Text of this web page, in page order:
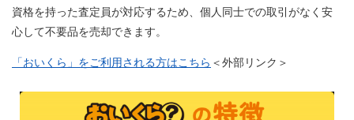
資格を持った査定員が対応するため、個人同士での取引がなく安
心して不要品を売却できます。
「おいくら」をご利用される方はこちら ＜外部リンク＞